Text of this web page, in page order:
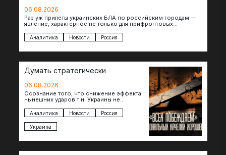
06.08.2026
Раз уж прилеты украинских БЛА по российским городам —
явление, характерное не только для прифронтовых
Аналитика Новости Россия
Думать стратегически
06.08.2026
Осознание того, что снижение эффекта
нынешних ударов т.н. Украины не
возможностей — повод задаться
вопросом: что делать…
Аналитика Новости Россия
Украина